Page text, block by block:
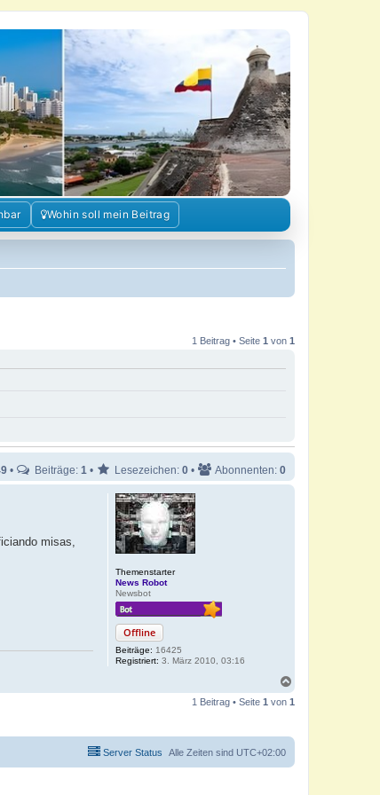
Wohin soll mein Beitrag
1 Beitrag • Seite 1 von 1
• Beiträge: 1 • Lesezeichen: 0 • Abonnenten: 0
Themenstarter
News Robot
Newsbot
Offline
Beiträge: 16425
Registriert: 3. März 2010, 03:16
misas,
c
b
n
1 Beitrag • Seite 1 von 1
Alle Zeiten sind UTC+02:00
Server Status